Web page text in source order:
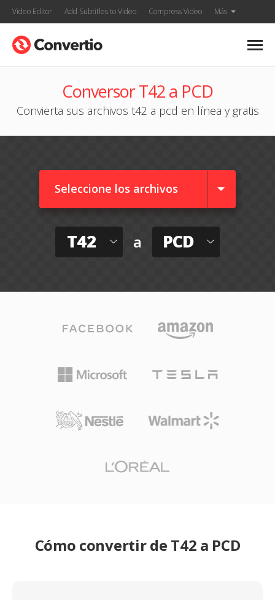
Video Editor Add Subtitles to Video Compress Video Más
Conversor T42 a PCD
Convierta sus archivos t42 a pcd en línea y gratis
Seleccione los archivos
T42 a PCD
Cómo convertir de T42 a PCD